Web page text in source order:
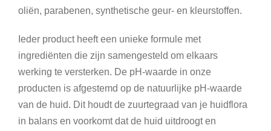
oliën, parabenen, synthetische geur- en kleurstoffen.
Ieder product heeft een unieke formule met
ingrediënten die zijn samengesteld om elkaars
werking te versterken. De pH-waarde in onze
producten is afgestemd op de natuurlijke pH-waarde
van de huid. Dit houdt de zuurtegraad van je huidflora
in balans en voorkomt dat de huid uitdroogt en